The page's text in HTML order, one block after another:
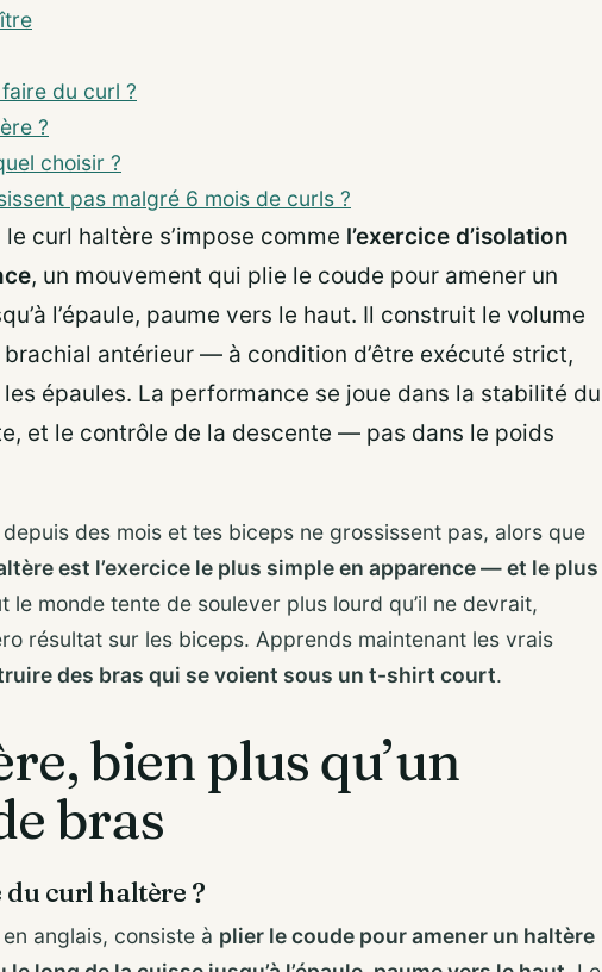
du curl ?
?
choisir ?
pas malgré 6 mois de curls ?
le curl haltère s’impose comme l’exercice d’isolation
, un mouvement qui plie le coude pour amener un
l’épaule, paume vers le haut. Il construit le volume
brachial antérieur — à condition d’être exécuté strict,
épaules. La performance se joue dans la stabilité du
et le contrôle de la descente — pas dans le poids
des mois et tes biceps ne grossissent pas, alors que
est l’exercice le plus simple en apparence — et le plus
le monde tente de soulever plus lourd qu’il ne devrait,
résultat sur les biceps. Apprends maintenant les vrais
des bras qui se voient sous un t-shirt court.
bien plus qu’un
bras
du curl haltère ?
en anglais, consiste à plier le coude pour amener un haltère